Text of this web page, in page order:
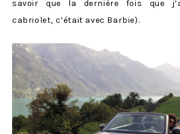
savoir que la dernière fois que
cabriolet, c’était avec Barbie).